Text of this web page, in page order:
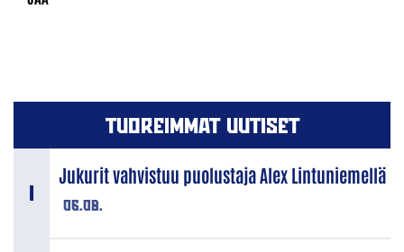
TUOREIMMAT UUTISET
06.08.
Jukurit vahvistuu puolustaja Alex Lintuniemellä